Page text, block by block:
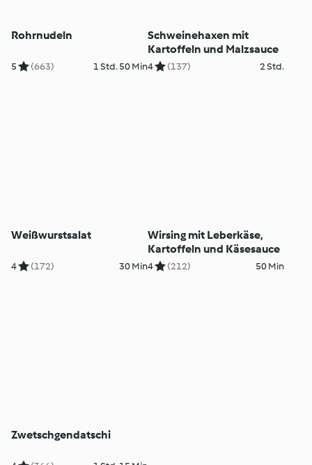
Rohrnudeln
5 (663) 1 Std. 50 Min
Schweinehaxen mit
Kartoffeln und Malzsauce
4 (137) 2 Std.
Weißwurstsalat
4 (172) 30 Min
Wirsing mit Leberkäse,
Kartoffeln und Käsesauce
4 (212) 50 Min
Zwetschgendatschi